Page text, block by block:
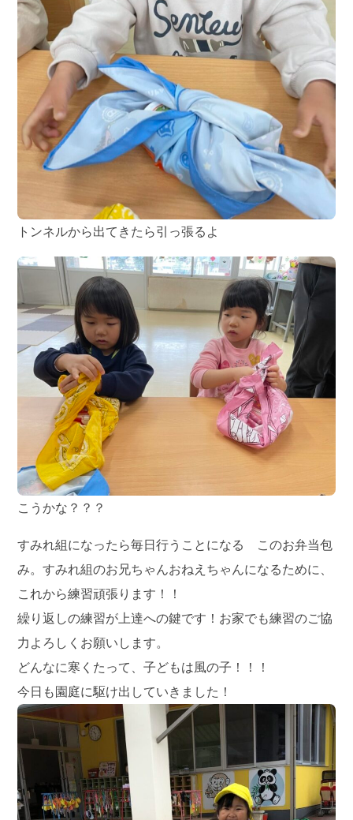
トンネルから出てきたら引っ張るよ
こうかな？？？
すみれ組になったら毎日行うことになる このお弁当包
み。すみれ組のお兄ちゃんおねえちゃんになるために、
これから練習頑張ります！！
繰り返しの練習が上達への鍵です！お家でも練習のご協
力よろしくお願いします。
どんなに寒くたって、子どもは風の子！！！
今日も園庭に駆け出していきました！